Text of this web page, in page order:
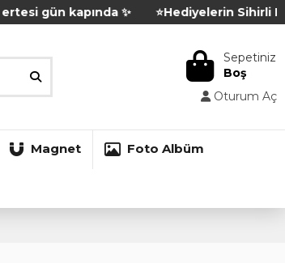
gün kapında ✨ ⭐Hediyelerin Sihirli
Sepetiniz
Boş
Oturum Aç
Magnet Foto Albüm